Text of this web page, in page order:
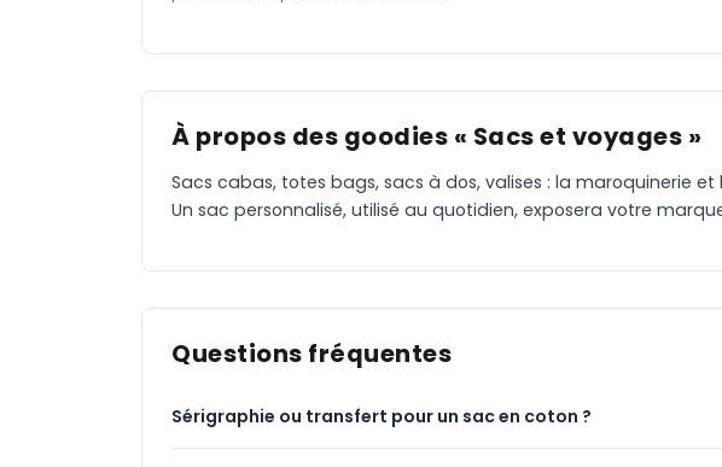
À propos des goodies « Sacs et voyages »
Sacs cabas, totes bags, sacs à dos, valises : la maroquinerie
Un sac personnalisé, utilisé au quotidien, exposera votre
Questions fréquentes
Sérigraphie ou transfert pour un sac en coton ?